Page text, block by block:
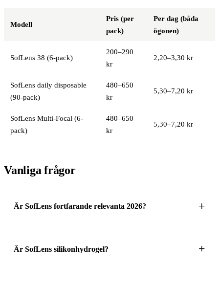
Modell
Pris (per
pack)
Per dag (båda
ögonen)
SofLens 38 (6-pack)
200–290
kr
2,20–3,30 kr
SofLens daily disposable
(90-pack)
480–650
kr
5,30–7,20 kr
SofLens Multi-Focal (6-
pack)
480–650
kr
5,30–7,20 kr
Vanliga frågor
Är SofLens fortfarande relevanta 2026?
Är SofLens silikonhydrogel?